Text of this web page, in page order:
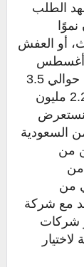
الطلب
أو العفش
أغسطس
2025، بلغ حجم التبادل التجاري بين البلدين حوالي 3.5
مليار دولار سنويًا، مع شحنات برية تتجاوز 2.2 مليون
سنستعرض
السعودية
من
من
من
مع شركة
شركات